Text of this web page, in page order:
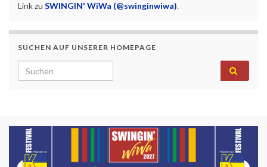
Link zu SWINGIN' WiWa (@swinginwiwa).
SUCHEN AUF UNSERER HOMEPAGE
Search for: